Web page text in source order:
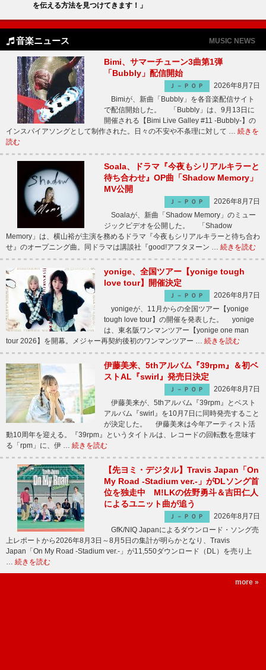
を伝える方法を見つけてきます！」
音楽ニュース MUSIC NEWS
Bimi、サマーチューン3曲第1弾
「Bubbly」配信開始
Ｊ－ＰＯＰ
2026年8月7日
Bimiが、新曲「Bubbly」を各音楽配信サイト
で配信開始した。 「Bubbly」は、9月13日に
開催される【Bimi Live Galley #11 -Bubbly-】の
インスパイアソングとして制作された。日々の不安や不条理に対して … 続きを
読む
Soala、ドラマ『今夜もシリアルキラーと
待ち合わせ』OP曲「Shadow Memory」
MV公開
Ｊ－ＰＯＰ
2026年8月7日
Soalaが、新曲「Shadow Memory」のミュー
ジックビデオを公開した。 「Shadow
Memory」は、横山裕が主演を務めるドラマ『今夜もシリアルキラーと待ち合わ
せ』のオープニング曲。同ドラマは講談社『good!アフタヌーン … 続きを読む
yonige、全国ツアー【yonige tough
love tour】開催決定
Ｊ－ＰＯＰ
2026年8月7日
yonigeが、11月からの全国ツアー【yonige
tough love tour】の開催を発表した。 yonige
は、東名阪ワンマンツアー【yonige one man
tour 2026】を開幕。メジャー再契約後初のワンマンツアー … 続きを読む
伊藤美来、5thアルバム『39rpm』＆初ベ
ストAL『swirl』発売日決定
Ｊ－ＰＯＰ
2026年8月7日
伊藤美来が、5thアルバム『39rpm』とベスト
アルバム『swirl』を10月7日に同時発売すること
が決定した。 伊藤美来は今年アーティスト活
動10周年を迎える。『39rpm』というタイトルは、レコードの回転数を意味す
る「rpm」に、伊 … 続きを読む
【先ヨミ・デジタル】Travis Japan「On
My Road -Stadium ver.-」がDLソング首
位を独走中 M!LKの佐野勇斗＆吉田仁人
によるユニット曲が追う
Ｊ－ＰＯＰ
2026年8月7日
GfK/NIQ Japanによるダウンロード・ソング売
上レポートから2026年8月3日～8月5日の集計が明らかとなり、Travis
Japan「On My Road -Stadium ver.-」が11,550ダウンロード（DL）を売り上
… 続きを読む
more »